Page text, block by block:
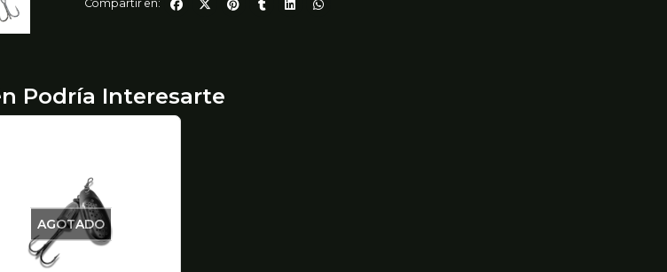
Compartir en:
Podría Interesarte
AGOTADO